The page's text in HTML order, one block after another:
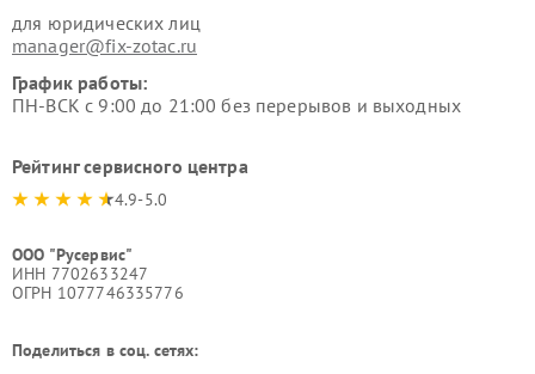
для юридических лиц
manager@fix-zotac.ru
График работы:
ПН-ВСК с 9:00 до 21:00 без перерывов и выходных
Рейтинг сервисного центра
4.9-5.0
ООО "Русервис"
ИНН 7702633247
ОГРН 1077746335776
Поделиться в соц. сетях: